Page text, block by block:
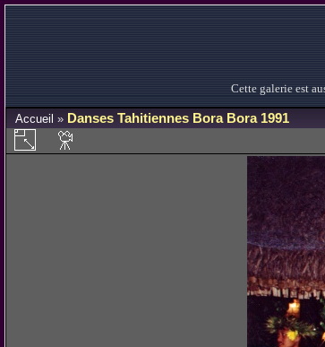
Cette galerie est
Accueil » Danses Tahitiennes Bora Bora 1991